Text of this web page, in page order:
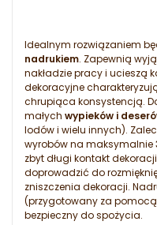
Idealnym rozwiązaniem
nadrukiem. Zapewnią
nakładzie pracy i ucieszą
dekoracyjne
chrupiąca konsystencją.
małych wypieków i
lodów i wielu innych).
wyrobów na maksymalnie
zbyt długi kontakt
doprowadzić do
zniszczenia dekoracji.
(przygotowany za
bezpieczny do spożycia.